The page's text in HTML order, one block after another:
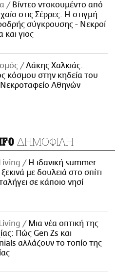
Βίντεο ντοκουμέντο από
στις Σέρρες: Η στιγμή
σύγκρουσης - Νεκροί
και γιος
Λάκης Χαλκιάς:
κόσμου στην κηδεία του
Αθηνών
ΔΗΜΟΦΙΛΗ
Η ιδανική summer
με δουλειά στο σπίτι
σε κάποιο νησί
Μια νέα οπτική της
Πώς Gen Zs και
αλλάζουν το τοπίο της